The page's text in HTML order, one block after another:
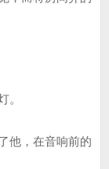
。
他，在音响前的